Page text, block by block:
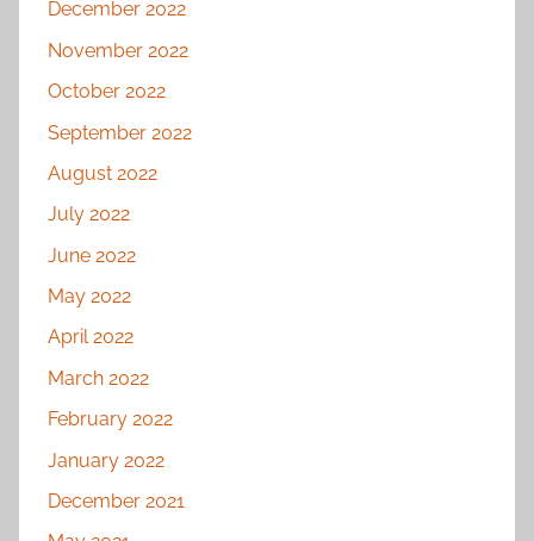
December 2022
November 2022
October 2022
September 2022
August 2022
July 2022
June 2022
May 2022
April 2022
March 2022
February 2022
January 2022
December 2021